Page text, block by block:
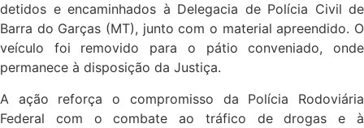
detidos e encaminhados à Delegacia de Polícia Civil de
Barra do Garças (MT), junto com o material apreendido. O
veículo foi removido para o pátio conveniado, onde
permanece à disposição da Justiça.
A ação reforça o compromisso da Polícia Rodoviária
Federal com o combate ao tráfico de drogas e à